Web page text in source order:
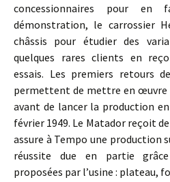
concessionnaires pour en
démonstration, le carrossier
châssis pour étudier des
quelques rares clients en
essais. Les premiers retours
permettent de mettre en
avant de lancer la production
février 1949. Le Matador reçoit
assure à Tempo une production
réussite due en partie
proposées par l’usine : plateau,